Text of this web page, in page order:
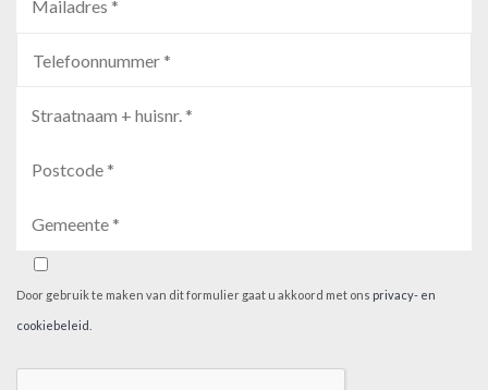
Door gebruik te maken van dit formulier gaat u akkoord met ons privacy- en
cookiebeleid